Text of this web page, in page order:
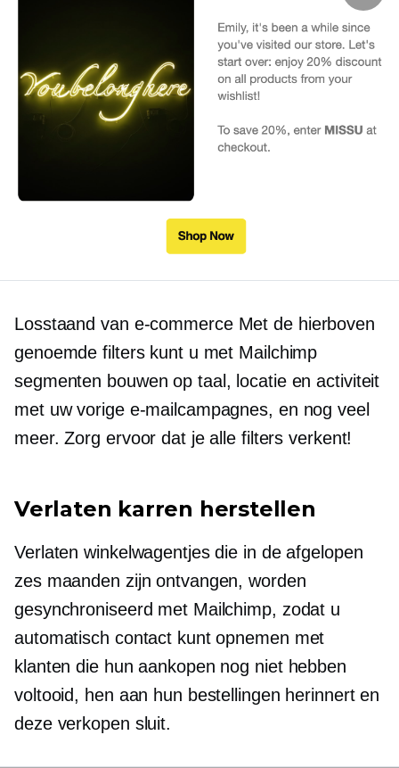
Losstaand van e-commerceMet de hierboven
genoemde filters kunt u met Mailchimp
segmenten bouwen op taal, locatie en activiteit
met uw vorige e-mailcampagnes, en nog veel
meer. Zorg ervoor dat je alle filters verkent!
Verlaten karren herstellen
Verlaten winkelwagentjes die in de afgelopen
zes maanden zijn ontvangen, worden
gesynchroniseerd met Mailchimp, zodat u
automatisch contact kunt opnemen met
klanten die hun aankopen nog niet hebben
voltooid, hen aan hun bestellingen herinnert en
deze verkopen sluit.